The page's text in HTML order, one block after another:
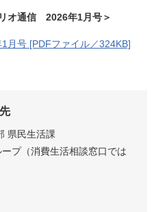
オ通信 2026年1月号＞
月号 [PDFファイル／324KB]
県民生活課
プ（消費生活相談窓口では